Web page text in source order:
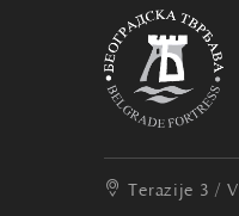
Terazije 3 / V